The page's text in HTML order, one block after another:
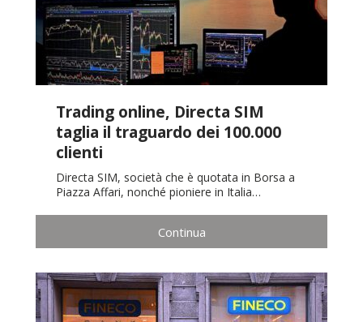
Trading online, Directa SIM
taglia il traguardo dei 100.000
clienti
Directa SIM, società che è quotata in Borsa a
Piazza Affari, nonché pioniere in Italia…
Continua